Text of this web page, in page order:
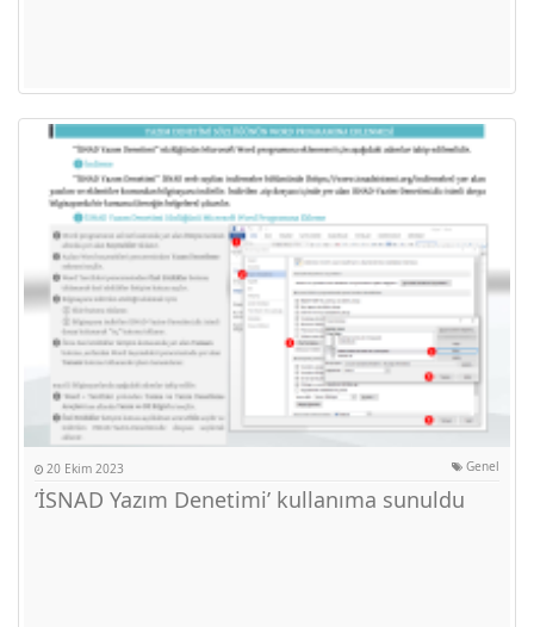
20 Ekim 2023 Genel
‘İSNAD Yazım Denetimi’ kullanıma sunuldu